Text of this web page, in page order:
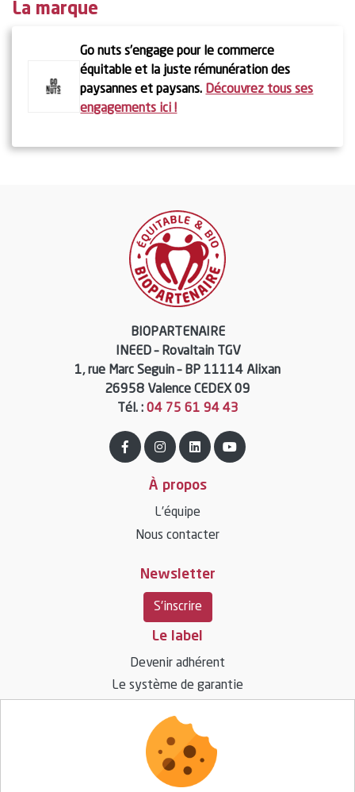
En savoir
En savoir
plus
En savoir
plus
La marque
Go nuts s’engage pour le commerce
équitable et la juste rémunération des
paysannes et paysans. Découvrez tous ses
engagements ici !
BIOPARTENAIRE
INEED – Rovaltain TGV
1, rue Marc Seguin – BP 11114 Alixan
26958 Valence CEDEX 09
Tél. : 04 75 61 94 43
À propos
L’équipe
Nous contacter
Newsletter
S'inscrire
Le label
Devenir adhérent
Le système de garantie
Vos questions / réponses